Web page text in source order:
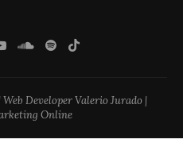
Developer Valerio Jurado |
Online